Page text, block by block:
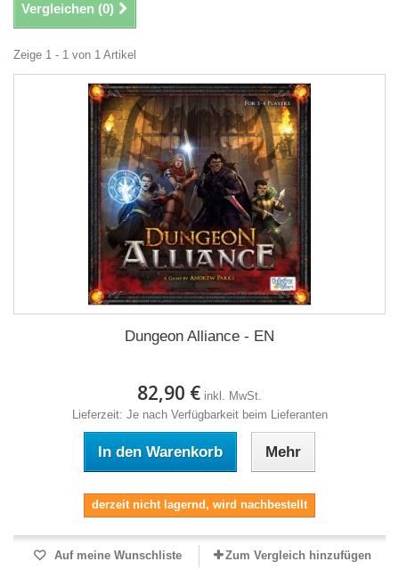
Vergleichen (0)
Zeige 1 - 1 von 1 Artikel
Dungeon Alliance - EN
82,90 € inkl. MwSt.
Lieferzeit: Je nach Verfügbarkeit beim Lieferanten
In den Warenkorb Mehr
derzeit nicht lagernd, wird nachbestellt
Auf meine Wunschliste Zum Vergleich hinzufügen